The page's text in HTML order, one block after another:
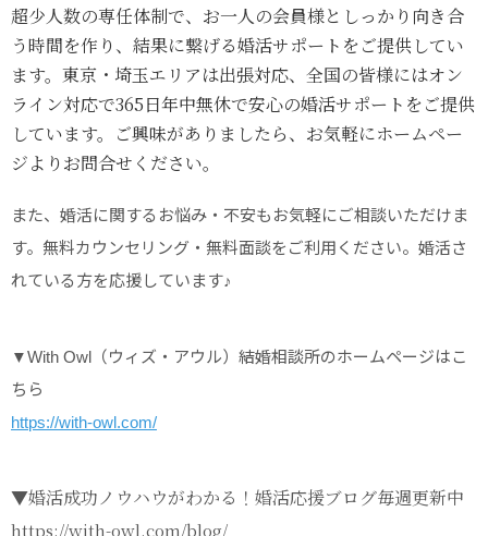
超少人数の専任体制で、お一人の会員様としっかり向き合
う時間を作り、結果に繋げる婚活サポートをご提供してい
ます。東京・埼玉エリアは出張対応、全国の皆様にはオン
ライン対応で365日年中無休で安心の婚活サポートをご提供
しています。ご興味がありましたら、お気軽にホームペー
ジよりお問合せください。
また、婚活に関するお悩み・不安もお気軽にご相談いただけま
す。無料カウンセリング・無料面談をご利用ください。婚活さ
れている方を応援しています♪
▼With Owl（ウィズ・アウル）結婚相談所のホームページはこ
ちら
https://with-owl.com/
▼婚活成功ノウハウがわかる！婚活応援ブログ毎週更新中
https://with-owl.com/blog/